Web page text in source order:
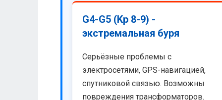
G4-G5 (Kp 8-9) -
экстремальная буря
Серьёзные проблемы с
электросетями, GPS-навигацией,
спутниковой связью. Возможны
повреждения трансформаторов.